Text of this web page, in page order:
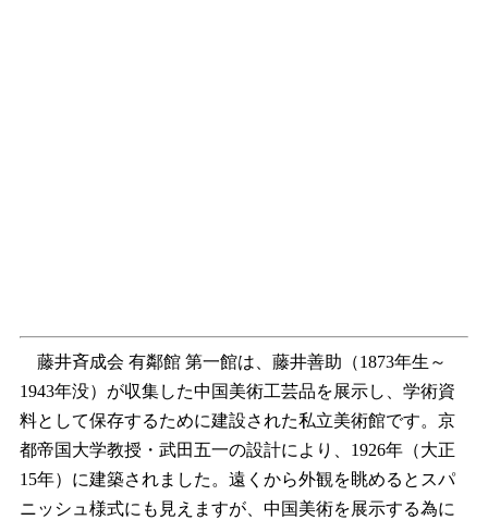
藤井斉成会 有鄰館 第一館は、藤井善助（1873年生～
1943年没）が収集した中国美術工芸品を展示し、学術資
料として保存するために建設された私立美術館です。京
都帝国大学教授・武田五一の設計により、1926年（大正
15年）に建築されました。遠くから外観を眺めるとスパ
ニッシュ様式にも見えますが、中国美術を展示する為に